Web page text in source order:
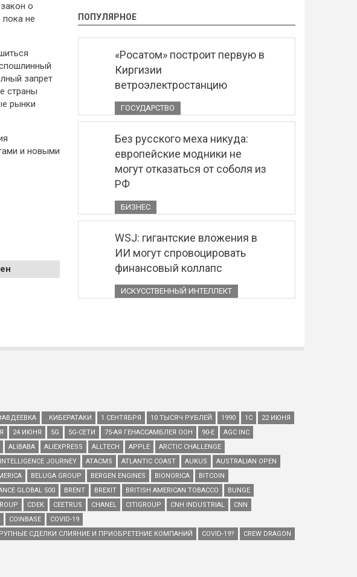
о
не
запрет
страны
рынки
и новыми
ПОПУЛЯРНОЕ
«Росатом» построит первую в
Киргизии
ветроэлектростанцию
ГОСУДАРСТВО
Без русского меха никуда:
европейские модники не
могут отказаться от соболя из
РФ
БИЗНЕС
WSJ: гигантские вложения в
ИИ могут спровоцировать
финансовый коллапс
ИСКУССТВЕННЫЙ ИНТЕЛЛЕКТ
. КИБЕРАТАКИ 1 СЕНТЯБРЯ 10 ТЫСЯЧ РУБЛЕЙ 1990 1С
22 ИЮНЯ
24 ИЮНЯ 5G 5G-СЕТИ 75-АЯ ГЕНАССАМБЛЕЯ ООН 90-Е
AGC INC
ALIBABA ALIEXPRESS ALLTECH APPLE
ARCTIC CHALLENGE
JOURNEY
ATACMS ATLANTIC COAST AUKUS
AUSTRALIAN OPEN
BELUGA GROUP BERGEN ENGINES BIONORICA
BITCOIN
GLOBAL 500
BRENT BREXIT BRITISH AMERICAN TOBACCO
BUNGE
CDEK CEETRUS CHANEL CITIGROUP CNH INDUSTRIAL
CNN
COINBASE
COVID-19
КРУПНЫЕ СДЕЛКИ СЛИЯНИЕ И ПРИОБРЕТЕНИЕ КОМПАНИЙ
COVID-19?
CREW DRAGON